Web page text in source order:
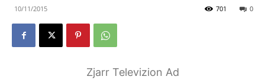
10/11/2015 0
701
Zjarr Televizion Ad